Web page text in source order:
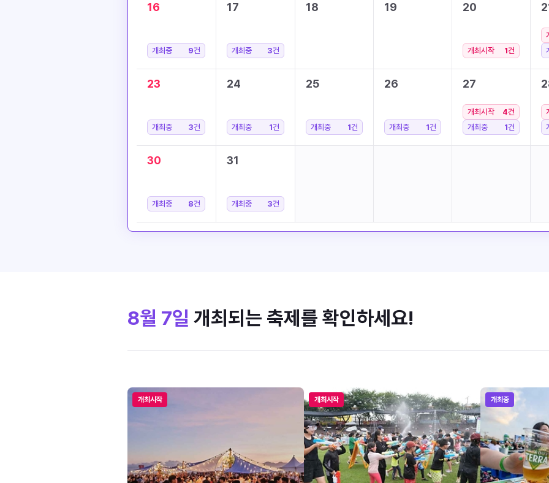
16
개최중 9건
17
개최중 3건
18 19 20
개최시작 1건
23
개최중 3건
24
개최중 1건
25
개최중 1건
26
개최중 1건
27
개최시작 4건
개최중
1건
30
개최중 8건
31
개최중 3건
8월 7일 개최되는 축제를 확인하세요!
개최시작 개최시작 개최중